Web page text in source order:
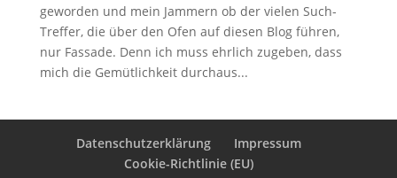
geworden und mein Jammern ob der vielen Such-
Treffer, die über den Ofen auf diesen Blog führen,
nur Fassade. Denn ich muss ehrlich zugeben, dass
mich die Gemütlichkeit durchaus...
Datenschutzerklärung
Impressum
Cookie-Richtlinie (EU)